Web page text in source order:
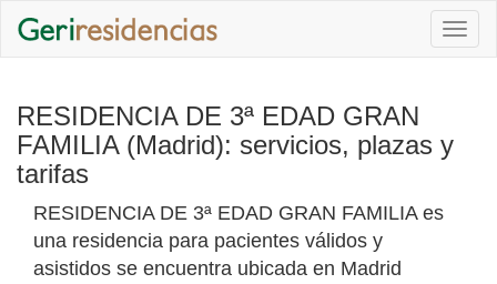
RESIDENCIA DE 3ª EDAD GRAN
FAMILIA (Madrid): servicios, plazas y
tarifas
RESIDENCIA DE 3ª EDAD GRAN FAMILIA es
una residencia para pacientes válidos y
asistidos se encuentra ubicada en Madrid